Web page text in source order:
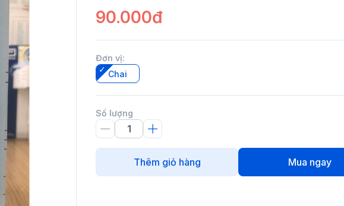
90.000đ
Đơn vị:
Chai
Số lượng
Thêm giỏ hàng Mua ngay